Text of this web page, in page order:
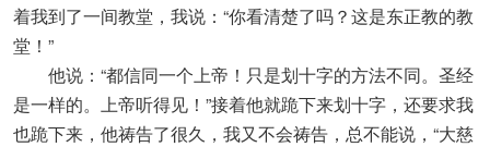
着我到了一间教堂，我说：“你看清楚了吗？这是东正教的教
堂！”
他说：“都信同一个上帝！只是划十字的方法不同。圣经
是一样的。上帝听得见！”接着他就跪下来划十字，还要求我
也跪下来，他祷告了很久，我又不会祷告，总不能说，“大慈